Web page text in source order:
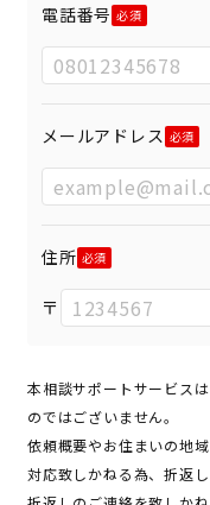
電話番号
メールアドレス
住所
〒
本相談サポートサービス
のではございません。
依頼概要やお住まいの地
対応致しかねる為、折返